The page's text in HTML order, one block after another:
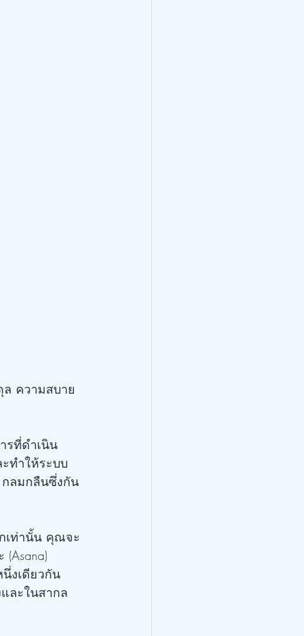
ล ความสบาย
ทำให้ระบบ
ลมกลืนซึ่งกัน
งเดียวกัน
ละในสากล